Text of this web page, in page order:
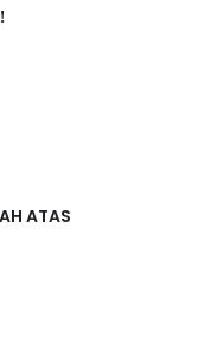
ATAS